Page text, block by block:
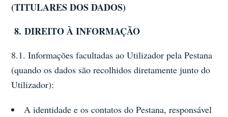
(TITULARES DOS DADOS)
8.DIREITO À INFORMAÇÃO
8.1. Informações facultadas ao Utilizador pela Pestana
(quando os dados são recolhidos diretamente junto do
Utilizador):
A identidade e os contatos do Pestana, responsável